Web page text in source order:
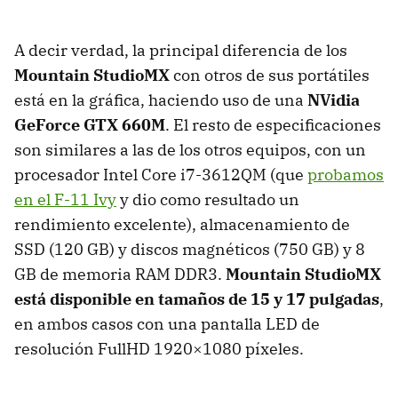
A decir verdad, la principal diferencia de los
Mountain StudioMXcon otros de sus portátiles
está en la gráfica, haciendo uso de una NVidia
GeForce GTX660M. El resto de especificaciones
son similares a las de los otros equipos, con un
procesador Intel Core i7-3612QM (que probamos
en el F-11 Ivyy dio como resultado un
rendimiento excelente), almacenamiento de
SSD (120 GB) y discos magnéticos (750 GB) y 8
GB de memoria RAM DDR3. Mountain StudioMX
está disponible en tamaños de 15 y 17 pulgadas,
en ambos casos con una pantalla LED de
resolución FullHD 1920×1080 píxeles.